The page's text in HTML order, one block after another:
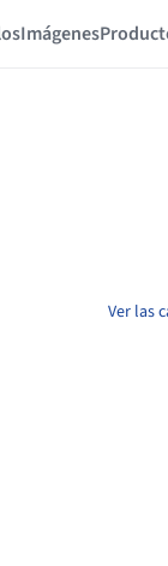
Imágenes
Ver las